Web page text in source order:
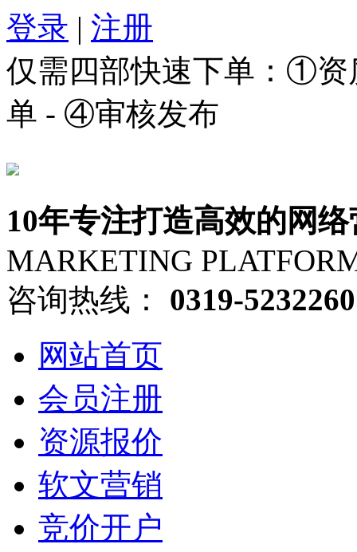
登录 | 注册
仅需四部快速下单：①
单 - ④审核发布
10年专注打造高效的网
MARKETING
咨询热线：
0319-5232260
网站首页
会员注册
资源报价
软文营销
竞价开户